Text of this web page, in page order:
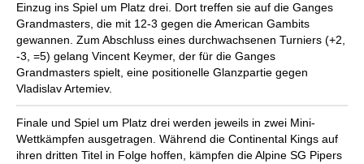
Einzug ins Spiel um Platz drei. Dort treffen sie auf die Ganges
Grandmasters, die mit 12-3 gegen die American Gambits
gewannen. Zum Abschluss eines durchwachsenen Turniers (+2,
-3, =5) gelang Vincent Keymer, der für die Ganges
Grandmasters spielt, eine positionelle Glanzpartie gegen
Vladislav Artemiev.
Finale und Spiel um Platz drei werden jeweils in zwei Mini-
Wettkämpfen ausgetragen. Während die Continental Kings auf
ihren dritten Titel in Folge hoffen, kämpfen die Alpine SG Pipers